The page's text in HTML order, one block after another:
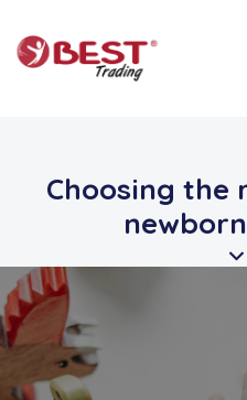
Choosing